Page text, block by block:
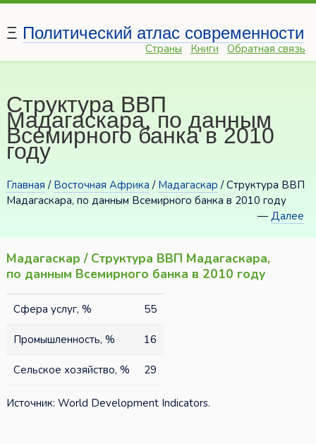
Ξ Политический атлас современности
Страны Книги Обратная связь
Структура ВВП
Мадагаскара, по данным
Всемирного банка в 2010
году
Главная / Восточная Африка / Мадагаскар / Структура ВВП
Мадагаскара, по данным Всемирного банка в 2010 году
—Далее
Мадагаскар / Структура ВВП Мадагаскара,
по данным Всемирного банка в 2010 году
Сфера услуг, % 55
Промышленность, % 16
Сельское хозяйство, % 29
Источник: World Development Indicators.